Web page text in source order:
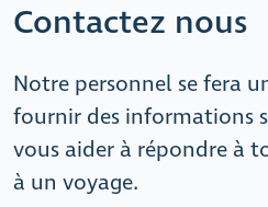
Contactez nous
Notre personnel se fera
fournir des informations
vous aider à répondre à
à un voyage.